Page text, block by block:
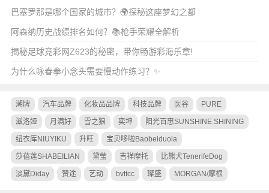
巴塞罗那是哪个国家的城市？🌍探秘这座梦幻之都
阿森纳历史战绩排名如何？📚枪手荣耀全解析
揭秘足球竞彩网Z623的秘密，带你畅游彩海乐章!
为什么咏春拳小念头需要慢动作练习？✨
潮牌 汽车品牌 化妆品品牌 科技品牌 医谷 PURE
滋洛娅 月满好 雪之狼 奕坤 阳光百惠SUNSHINE SHINING
纽衣库NIUYIKU 升旺 宝贝哆啦Baobeiduola
莎蓓莲SHABEILIAN 黛莹 吉祥摩托 比熊犬TenerifeDog
淡黛Diday 赞途 艺动 bvttcc 璨盛 MORGAN/摩根